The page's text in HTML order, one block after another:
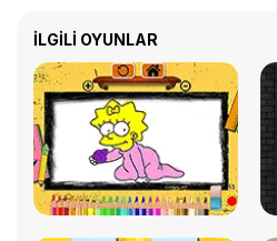
İLGILI OYUNLAR